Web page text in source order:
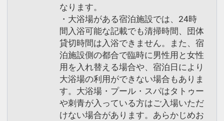
なります。
・大浴場がある宿泊施設では、24時
間入浴可能な記載でも清掃時間、団体
貸切時間は入浴できません。また、宿
泊施設側の都合で臨時に男性用と女性
用を入れ替える場合や、宿泊日により
大浴場の利用ができない場合もありま
す。大浴場・プール・スパはタトゥー
や刺青が入っている方はご入場いただ
けない場合があります。あらかじめお